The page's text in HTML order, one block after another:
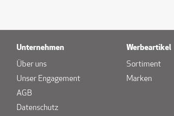
Unternehmen
Über uns
Unser Engagement
AGB
Datenschutz
Werbeartikel
Sortiment
Marken